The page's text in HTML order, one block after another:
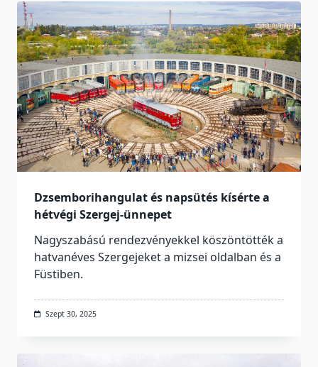
Dzsemborihangulat és napsütés kísérte a
hétvégi Szergej-ünnepet
Nagyszabású rendezvényekkel köszöntötték a
hatvanéves Szergejeket a mizsei oldalban és a
Füstiben.
Szept 30, 2025